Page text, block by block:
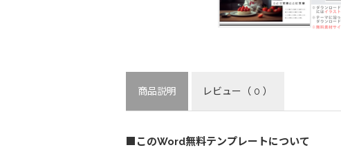
商品説明 レビュー （ 0 ）
■このWord無料テンプレートについて